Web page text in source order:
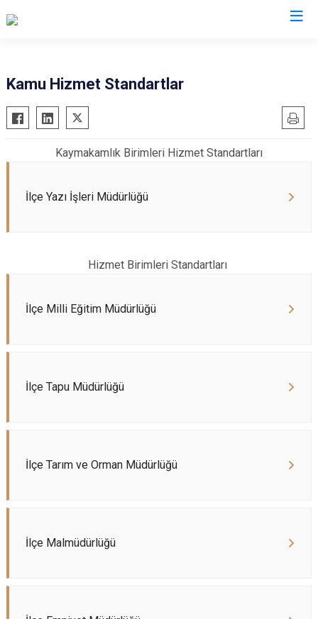
Bahşili
Balışeyh
Karakeçili
Kamu Hizmet Standartlar
Kaymakamlık Birimleri Hizmet Standartları
İlçe Yazı İşleri Müdürlüğü
Hizmet Birimleri Standartları
İlçe Milli Eğitim Müdürlüğü
İlçe Tapu Müdürlüğü
İlçe Tarım ve Orman Müdürlüğü
İlçe Malmüdürlüğü